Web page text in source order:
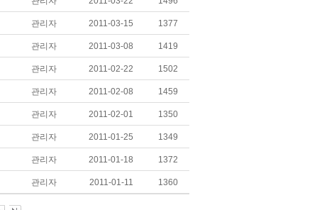
관리자 2011-03-15 1377
관리자 2011-03-08 1419
관리자 2011-02-22 1502
관리자 2011-02-08 1459
관리자 2011-02-01 1350
관리자 2011-01-25 1349
관리자 2011-01-18 1372
관리자 2011-01-11 1360